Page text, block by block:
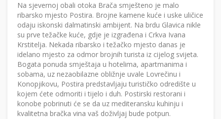
Na sjevernoj obali otoka Brača smješteno je malo
ribarsko mjesto Postira. Brojne kamene kuće i uske uličice
odaju iskonski dalmatinski ambijent. Na brdu Glavica nikle
su prve težačke kuće, gdje je izgrađena i Crkva Ivana
Krstitelja. Nekada ribarsko i težačko mjesto danas je
idelano mjesto za odmor brojnih turista iz cijelog svijeta.
Bogata ponuda smještaja u hotelima, apartmanima i
sobama, uz nezaobilazne obližnje uvale Lovrečinu i
Konopjikovu, Postira predstavljaju turističko odredište u
kojem ćete odmoriti i tijelo i duh. Postirski restorani i
konobe pobrinuti će se da uz mediteransku kuhinju i
kvalitetna bračka vina vaš doživljaj bude potpun.